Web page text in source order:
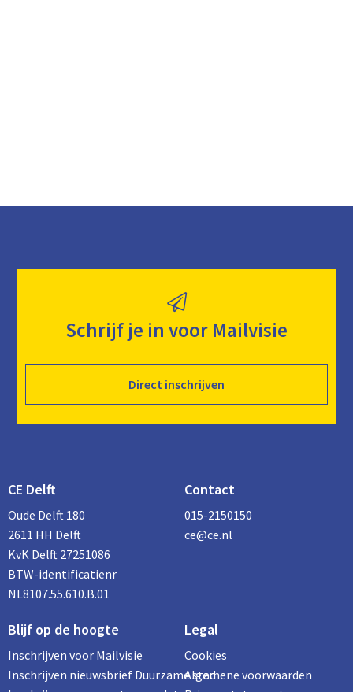
Schrijf je in voor Mailvisie
Direct inschrijven
CE Delft
Oude Delft 180
2611 HH Delft
KvK Delft 27251086
BTW-identificatienr
NL8107.55.610.B.01
Contact
015-2150150
ce@ce.nl
Blijf op de hoogte
Inschrijven voor Mailvisie
Inschrijven nieuwsbrief Duurzame stad
Legal
Cookies
Algemene voorwaarden